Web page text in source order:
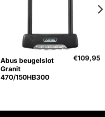
Abus beugelslot
Granit
470/150HB300
€109,95